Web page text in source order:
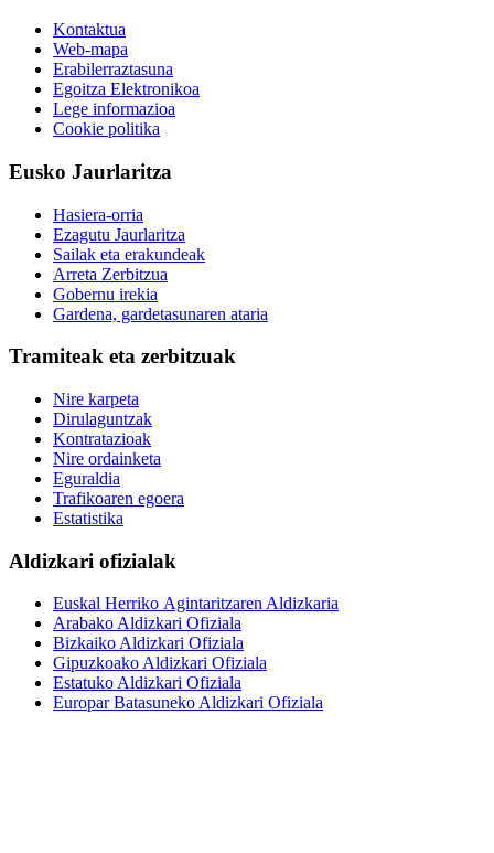
Kontaktua
Web-mapa
Erabilerraztasuna
Egoitza Elektronikoa
Lege informazioa
Cookie politika
Eusko Jaurlaritza
Hasiera-orria
Ezagutu Jaurlaritza
Sailak eta erakundeak
Arreta Zerbitzua
Gobernu irekia
Gardena, gardetasunaren ataria
Tramiteak eta zerbitzuak
Nire karpeta
Dirulaguntzak
Kontratazioak
Nire ordainketa
Eguraldia
Trafikoaren egoera
Estatistika
Aldizkari ofizialak
Euskal Herriko Agintaritzaren Aldizkaria
Arabako Aldizkari Ofiziala
Bizkaiko Aldizkari Ofiziala
Gipuzkoako Aldizkari Ofiziala
Estatuko Aldizkari Ofiziala
Europar Batasuneko Aldizkari Ofiziala